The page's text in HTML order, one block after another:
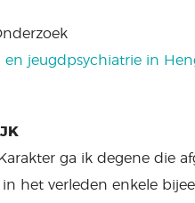
en jeugdpsychiatrie in
ga ik degene die
het verleden enkele